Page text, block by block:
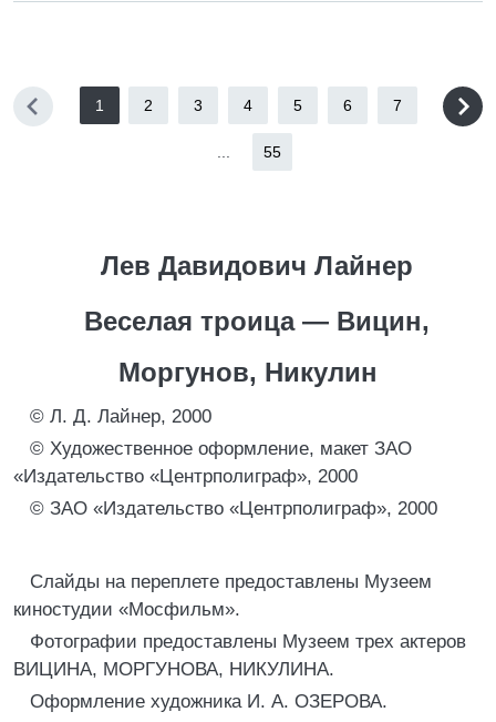
1 2 3 4 5 6 7
55
Лев Давидович Лайнер
Веселая троица — Вицин,
Моргунов, Никулин
© Л. Д. Лайнер, 2000
© Художественное оформление, макет ЗАО
«Издательство «Центрполиграф», 2000
© ЗАО «Издательство «Центрполиграф», 2000
Слайды на переплете предоставлены Музеем
киностудии «Мосфильм».
Фотографии предоставлены Музеем трех актеров
ВИЦИНА, МОРГУНОВА, НИКУЛИНА.
Оформление художника И. А. ОЗЕРОВА.